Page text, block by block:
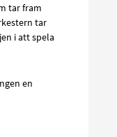
tar fram
tar
i att spela
en